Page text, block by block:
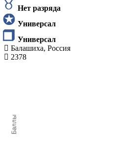
Нет разряда
Универсал
Универсал
Балашиха, Россия
2378
Баллы